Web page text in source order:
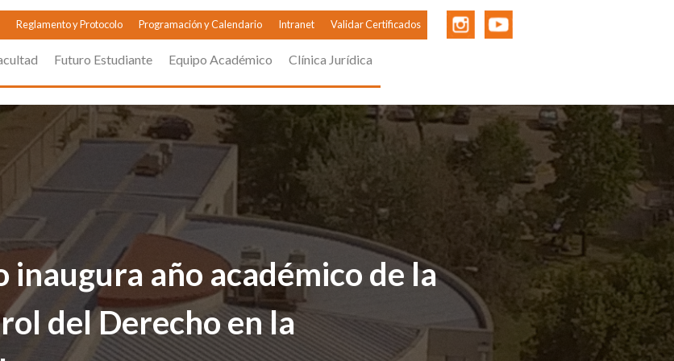
Reglamento y Protocolo Programación y Calendario Intranet Validar Certificados
Futuro Estudiante Equipo Académico Clínica Jurídica
año académico de la
del Derecho en la